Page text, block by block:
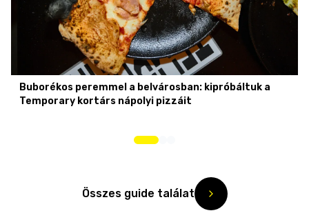
Buborékos peremmel a belvárosban: kipróbáltuk a
Temporary kortárs nápolyi pizzáit
Összes guide találat